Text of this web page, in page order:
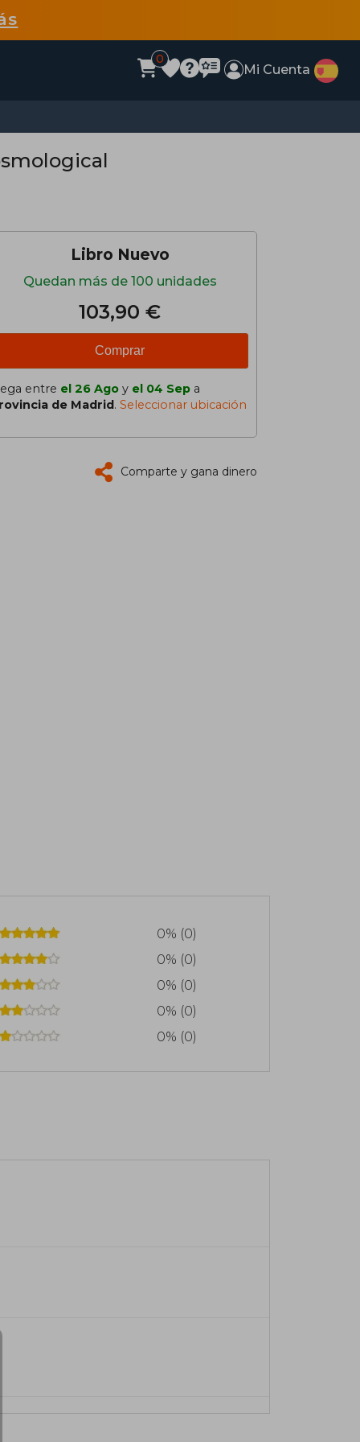
0
Mi Cuenta
Libro Nuevo
Quedan más de 100 unidades
103,90 €
Comprar
entre el 26 Ago y el 04 Sep a
de Madrid. Seleccionar ubicación
Comparte y gana dinero
0% (0)
0% (0)
0% (0)
0% (0)
0% (0)